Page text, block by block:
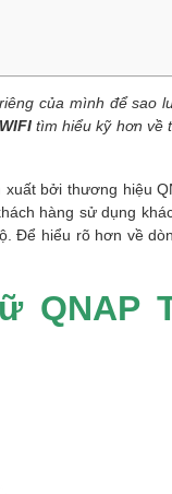
của mình để sao
tìm hiểu kỹ hơn về
bởi thương hiệu
hàng sử dụng
Để hiểu rõ hơn về
QNAP